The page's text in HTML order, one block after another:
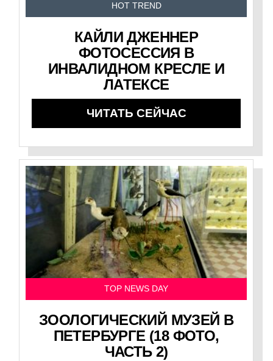
HOT TREND
КАЙЛИ ДЖЕННЕР
ФОТОСЕССИЯ В
ИНВАЛИДНОМ КРЕСЛЕ И
ЛАТЕКСЕ
ЧИТАТЬ СЕЙЧАС
TOP NEWS DAY
ЗООЛОГИЧЕСКИЙ МУЗЕЙ В
ПЕТЕРБУРГЕ (18 ФОТО,
ЧАСТЬ 2)